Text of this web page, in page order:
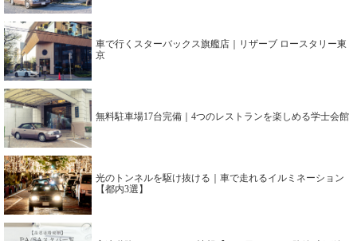
車で行くスターバックス旗艦店｜リザーブ ロースタリー東
京
無料駐車場17台完備｜4つのレストランを楽しめる学士会館
光のトンネルを駆け抜ける｜車で走れるイルミネーション
【都内3選】